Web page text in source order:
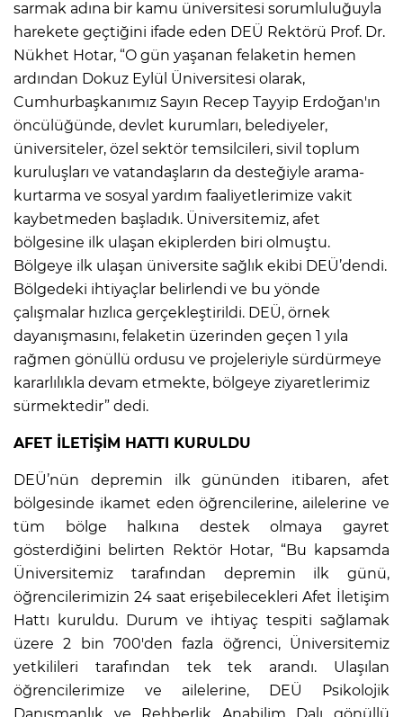
sarmak adına bir kamu üniversitesi sorumluluğuyla
harekete geçtiğini ifade eden DEÜ Rektörü Prof. Dr.
Nükhet Hotar, “O gün yaşanan felaketin hemen
ardından Dokuz Eylül Üniversitesi olarak,
Cumhurbaşkanımız Sayın Recep Tayyip Erdoğan'ın
öncülüğünde, devlet kurumları, belediyeler,
üniversiteler, özel sektör temsilcileri, sivil toplum
kuruluşları ve vatandaşların da desteğiyle arama-
kurtarma ve sosyal yardım faaliyetlerimize vakit
kaybetmeden başladık. Üniversitemiz, afet
bölgesine ilk ulaşan ekiplerden biri olmuştu.
Bölgeye ilk ulaşan üniversite sağlık ekibi DEÜ’dendi.
Bölgedeki ihtiyaçlar belirlendi ve bu yönde
çalışmalar hızlıca gerçekleştirildi. DEÜ, örnek
dayanışmasını, felaketin üzerinden geçen 1 yıla
rağmen gönüllü ordusu ve projeleriyle sürdürmeye
kararlılıkla devam etmekte, bölgeye ziyaretlerimiz
sürmektedir” dedi.
AFET İLETİŞİM HATTI KURULDU
DEÜ’nün depremin ilk gününden itibaren, afet
bölgesinde ikamet eden öğrencilerine, ailelerine ve
tüm bölge halkına destek olmaya gayret
gösterdiğini belirten Rektör Hotar, “Bu kapsamda
Üniversitemiz tarafından depremin ilk günü,
öğrencilerimizin 24 saat erişebilecekleri Afet İletişim
Hattı kuruldu. Durum ve ihtiyaç tespiti sağlamak
üzere 2 bin 700'den fazla öğrenci, Üniversitemiz
yetkilileri tarafından tek tek arandı. Ulaşılan
öğrencilerimize ve ailelerine, DEÜ Psikolojik